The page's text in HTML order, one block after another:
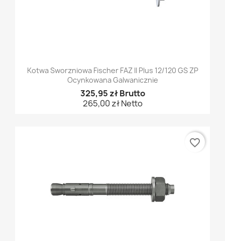
Kotwa Sworzniowa Fischer FAZ II Plus 12/120 GS ZP
Ocynkowana Galwanicznie
325,95 zł Brutto
265,00 zł Netto
favorite_border